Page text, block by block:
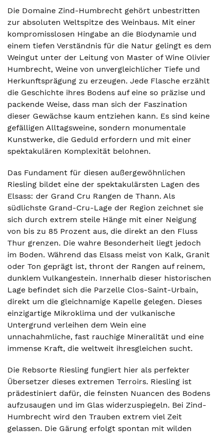
Die Domaine Zind-Humbrecht gehört unbestritten
zur absoluten Weltspitze des Weinbaus. Mit einer
kompromisslosen Hingabe an die Biodynamie und
einem tiefen Verständnis für die Natur gelingt es dem
Weingut unter der Leitung von Master of Wine Olivier
Humbrecht, Weine von unvergleichlicher Tiefe und
Herkunftsprägung zu erzeugen. Jede Flasche erzählt
die Geschichte ihres Bodens auf eine so präzise und
packende Weise, dass man sich der Faszination
dieser Gewächse kaum entziehen kann. Es sind keine
gefälligen Alltagsweine, sondern monumentale
Kunstwerke, die Geduld erfordern und mit einer
spektakulären Komplexität belohnen.
Das Fundament für diesen außergewöhnlichen
Riesling bildet eine der spektakulärsten Lagen des
Elsass: der Grand Cru Rangen de Thann. Als
südlichste Grand-Cru-Lage der Region zeichnet sie
sich durch extrem steile Hänge mit einer Neigung
von bis zu 85 Prozent aus, die direkt an den Fluss
Thur grenzen. Die wahre Besonderheit liegt jedoch
im Boden. Während das Elsass meist von Kalk, Granit
oder Ton geprägt ist, thront der Rangen auf reinem,
dunklem Vulkangestein. Innerhalb dieser historischen
Lage befindet sich die Parzelle Clos-Saint-Urbain,
direkt um die gleichnamige Kapelle gelegen. Dieses
einzigartige Mikroklima und der vulkanische
Untergrund verleihen dem Wein eine
unnachahmliche, fast rauchige Mineralität und eine
immense Kraft, die weltweit ihresgleichen sucht.
Die Rebsorte Riesling fungiert hier als perfekter
Übersetzer dieses extremen Terroirs. Riesling ist
prädestiniert dafür, die feinsten Nuancen des Bodens
aufzusaugen und im Glas widerzuspiegeln. Bei Zind-
Humbrecht wird den Trauben extrem viel Zeit
gelassen. Die Gärung erfolgt spontan mit wilden